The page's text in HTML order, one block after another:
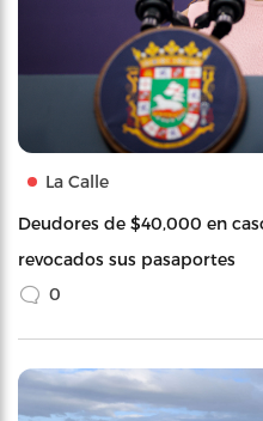
La Calle
Deudores de $40,000 en
revocados sus pasaportes
0